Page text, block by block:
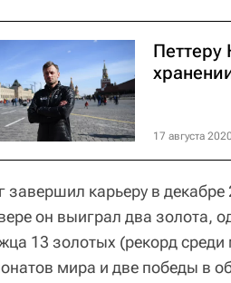
Петтеру
17 августа
завершил карьеру в
он выиграл два золота,
13 золотых (рекорд
мира и две победы в